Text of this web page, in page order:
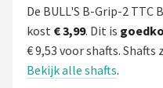
De BULL'S B-Grip-2 TTC
kost € 3,99. Dit is
€ 9,53 voor shafts. Shafts
Bekijk alle shafts.